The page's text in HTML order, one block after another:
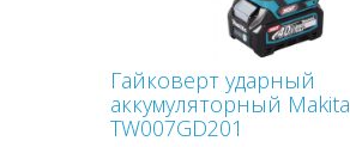
Гайковерт ударный
аккумуляторный Makita
TW007GD201